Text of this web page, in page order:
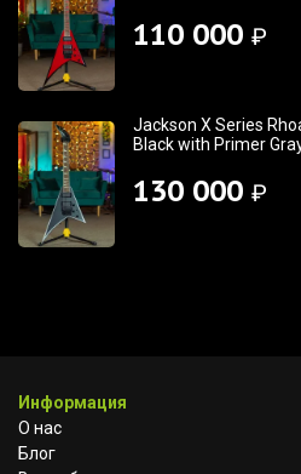
110 000 ₽
Jackson X Series
Black with Primer
130 000 ₽
Информация
О нас
Блог